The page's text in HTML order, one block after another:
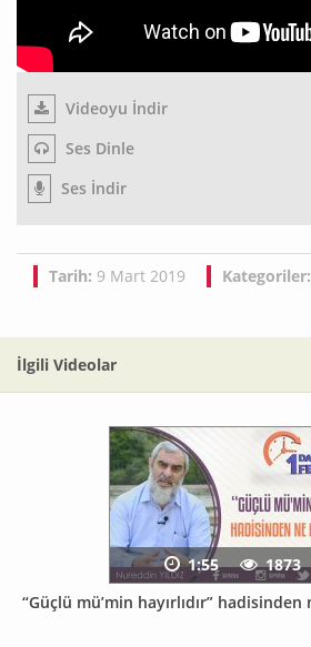
Videoyu İndir
Ses Dinle
Ses İndir
Tarih: 9 Mart 2019 Kategoriler:
İlgili Videolar
“Güçlü mü’min hayırlıdır” hadisinden
1:55 1873